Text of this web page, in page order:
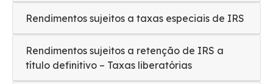
Rendimentos sujeitos a taxas especiais de IRS
Rendimentos sujeitos a retenção de IRS a
título definitivo – Taxas liberatórias